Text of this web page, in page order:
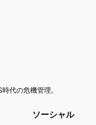
代の危機管理。
ソーシャル